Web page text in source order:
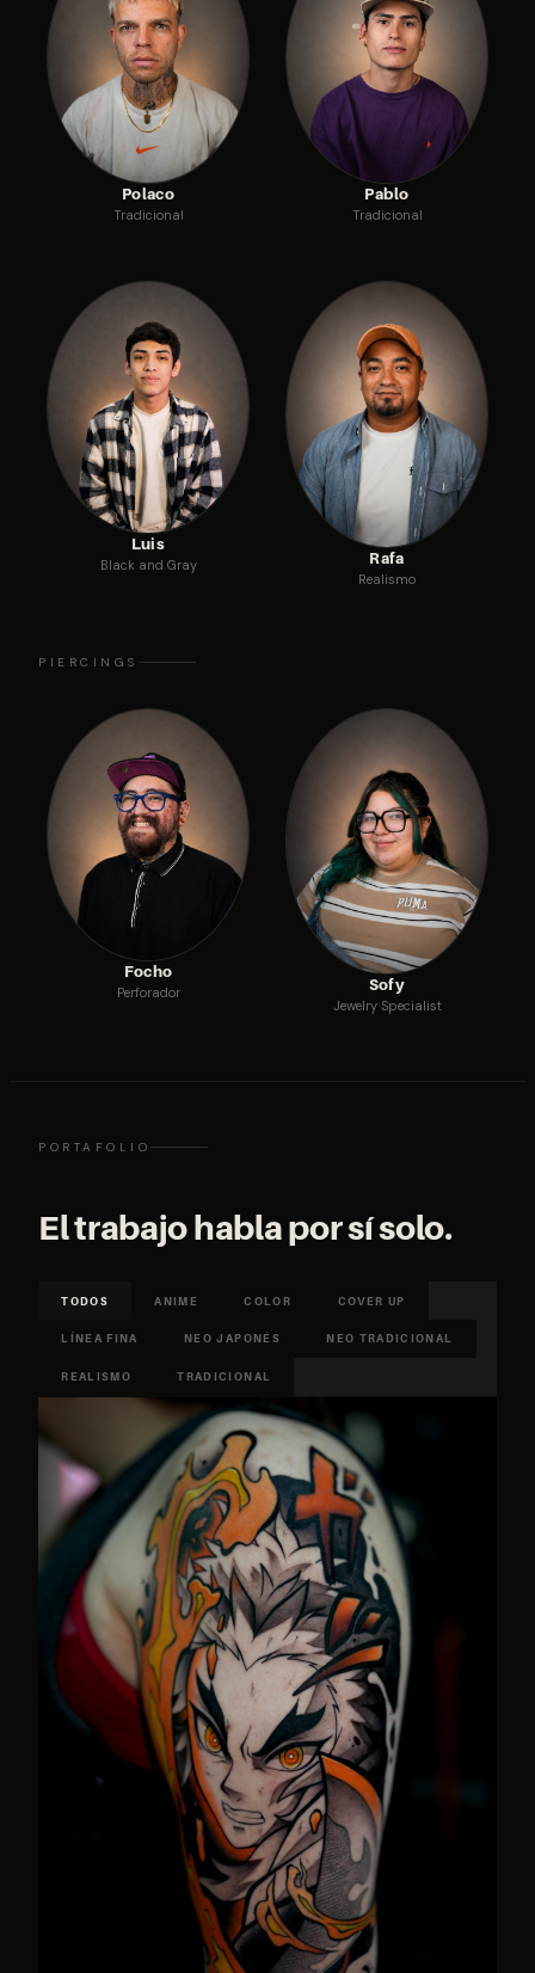
Polaco
Tradicional
Pablo
Tradicional
Luis
Black and Gray Rafa
Realismo
PIERCINGS
Focho
Perforador Sofy
Jewelry Specialist
PORTAFOLIO
El trabajo habla por sí solo.
TODOS ANIME COLOR COVER UP
LÍNEA FINA NEO JAPONÉS NEO TRADICIONAL
REALISMO TRADICIONAL